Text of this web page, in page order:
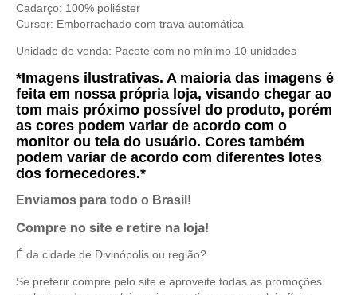
Cadarço: 100% poliéster
Cursor: Emborrachado com trava automática
Unidade de venda: Pacote com no mínimo 10 unidades
*Imagens ilustrativas. A maioria das imagens é
feita em nossa própria loja, visando chegar ao
tom mais próximo possível do produto, porém
as cores podem variar de acordo com o
monitor ou tela do usuário. Cores também
podem variar de acordo com diferentes lotes
dos fornecedores.*
Enviamos para todo o Brasil!
Compre no site e retire na loja!
É da cidade de Divinópolis ou região?
Se preferir compre pelo site e aproveite todas as promoções